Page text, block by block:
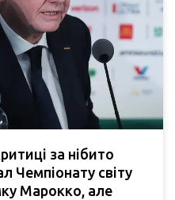
за нібито
Чемпіонату світу
Марокко, але